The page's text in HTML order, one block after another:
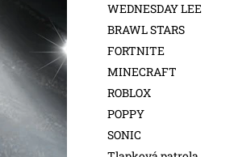
n
n
í
p
a
n
WEDNESDAY LEE
BRAWL STARS
FORTNITE
MINECRAFT
ROBLOX
POPPY
SONIC